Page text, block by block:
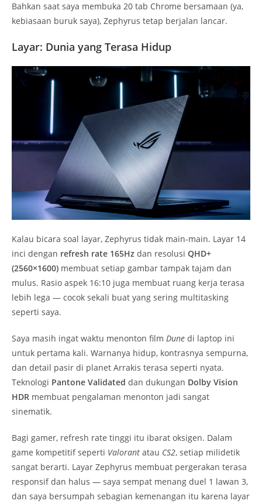
Bahkan saat saya membuka 20 tab Chrome bersamaan (ya,
kebiasaan buruk saya), Zephyrus tetap berjalan lancar.
Layar: Dunia yang Terasa Hidup
Kalau bicara soal layar, Zephyrus tidak main-main. Layar 14
inci dengan refresh rate 165Hz dan resolusi QHD+
(2560×1600) membuat setiap gambar tampak tajam dan
mulus. Rasio aspek 16:10 juga membuat ruang kerja terasa
lebih lega — cocok sekali buat yang sering multitasking
seperti saya.
Saya masih ingat waktu menonton film Dune di laptop ini
untuk pertama kali. Warnanya hidup, kontrasnya sempurna,
dan detail pasir di planet Arrakis terasa seperti nyata.
Teknologi Pantone Validated dan dukungan Dolby Vision
HDR membuat pengalaman menonton jadi sangat
sinematik.
Bagi gamer, refresh rate tinggi itu ibarat oksigen. Dalam
game kompetitif seperti Valorant atau CS2, setiap milidetik
sangat berarti. Layar Zephyrus membuat pergerakan terasa
responsif dan halus — saya sempat menang duel 1 lawan 3,
dan saya bersumpah sebagian kemenangan itu karena layar